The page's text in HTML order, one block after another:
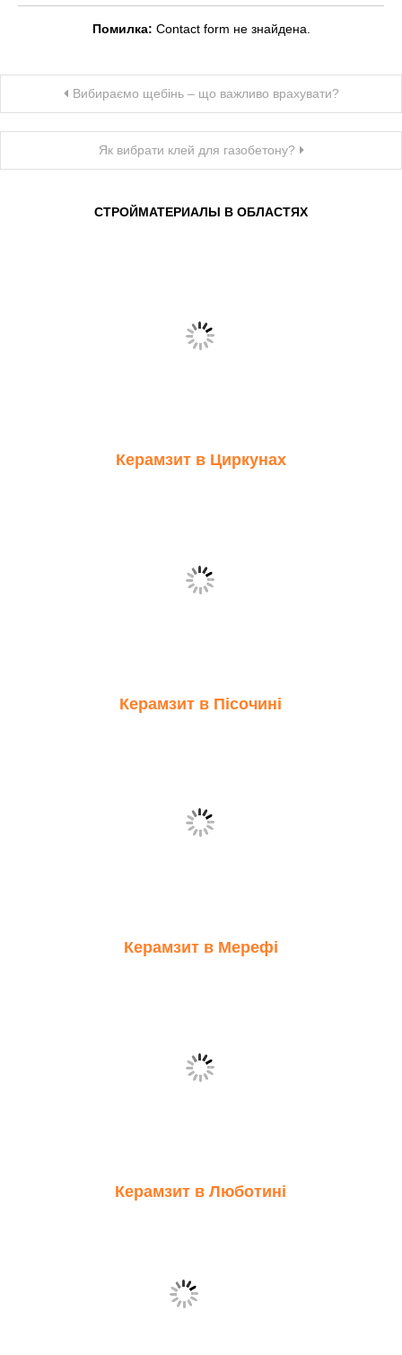
Помилка: Contact form не знайдена.
Навігація
записівВибираємо щебінь – що важливо врахувати?
Як вибрати клей для газобетону?
СТРОЙМАТЕРИАЛЫ В ОБЛАСТЯХ
Керамзит в Циркунах
Керамзит в Пісочині
Керамзит в Мерефі
Керамзит в Люботині